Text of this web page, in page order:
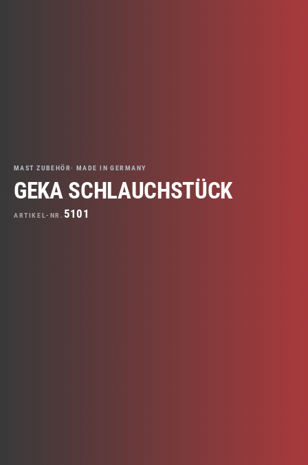
MAST ZUBEHÖR· MADE IN GERMANY
GEKA SCHLAUCHSTÜCK
ARTIKEL-NR. 5101